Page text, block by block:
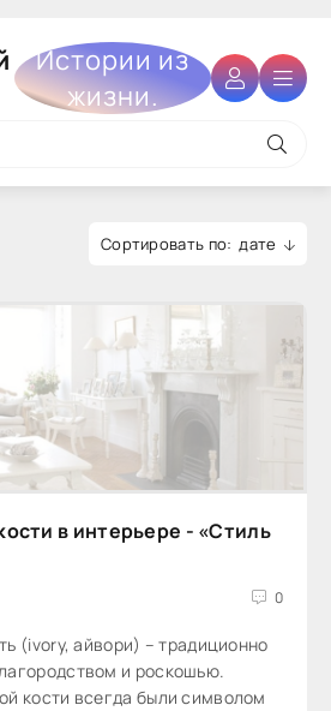
Истории из
жизни.
дате
в интерьере - «Стиль
0
(ivory, айвори) – традиционно
и роскошью.
кости всегда были символом